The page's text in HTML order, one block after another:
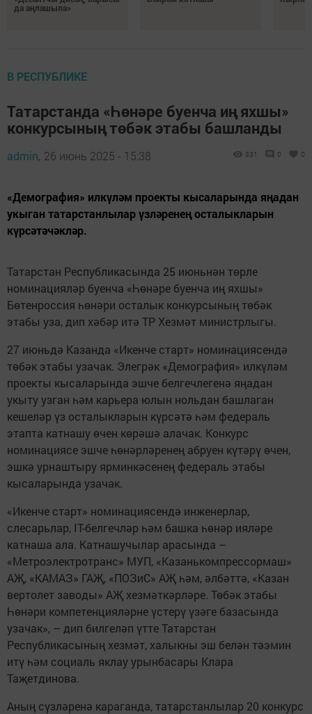
да аңлашыла»
В РЕСПУБЛИКЕ
Татарстанда «Һөнәре буенча иң яхшы»
конкурсының төбәк этабы башланды
admin, 26 июнь 2025 - 15:38 331 0 0
«Демография» илкүләм проекты кысаларында яңадан
укыган татарстанлылар үзләренең осталыкларын
күрсәтәчәкләр.
Татарстан Республикасында 25 июньнән төрле
номинацияләр буенча «Һөнәре буенча иң яхшы»
Бөтенроссия һөнәри осталык конкурсының төбәк
этабы уза, дип хәбәр итә ТР Хезмәт министрлыгы.
27 июньдә Казанда «Икенче старт» номинациясендә
төбәк этабы узачак. Элегрәк «Демография» илкүләм
проекты кысаларында эшче белгечлегенә яңадан
укыту узган һәм карьера юлын нольдан башлаган
кешеләр үз осталыкларын күрсәтә һәм федераль
этапта катнашу өчен көрәшә алачак. Конкурс
номинациясе эшче һөнәрләренең абруен күтәрү өчен,
эшкә урнаштыру ярминкәсенең федераль этабы
кысаларында узачак.
«Икенче старт» номинациясендә инженерлар,
слесарьлар, IT-белгечләр һәм башка һөнәр ияләре
катнаша ала. Катнашучылар арасында –
«Метроэлектротранс» МУП, «Казанькомпрессормаш»
АҖ, «КАМАЗ» ГАҖ, «ПОЗиС» АҖ һәм, әлбәттә, «Казан
вертолет заводы» АҖ хезмәткәрләре. Төбәк этабы
Һөнәри компетенцияләрне үстерү үзәге базасында
узачак», – дип билгеләп үтте Татарстан
Республикасының хезмәт, халыкны эш белән тәэмин
итү һәм социаль яклау урынбасары Клара
Таҗетдинова.
Аның сүзләренә караганда, татарстанлылар 20 конкурс